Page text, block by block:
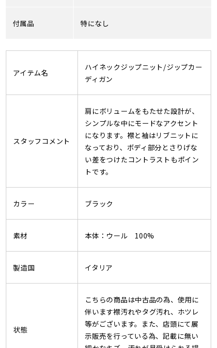
付属品 特になし
アイテム名
ハイネックジップニット/ジップカー
ディガン
スタッフコメント
肩にボリュームをもたせた設計が、
シンプルな中にモードなアクセント
になります。襟と袖はリブニットに
なっており、ボディ部分とさりげな
い差をつけたコントラストもポイン
トです。
カラー ブラック
素材 本体：ウール 100%
製造国 イタリア
状態
こちらの商品は中古品の為、使用に
伴います襟汚れやタグ汚れ、ホツレ
等がございます。また、店頭にて展
示販売を行っている為、記載に無い